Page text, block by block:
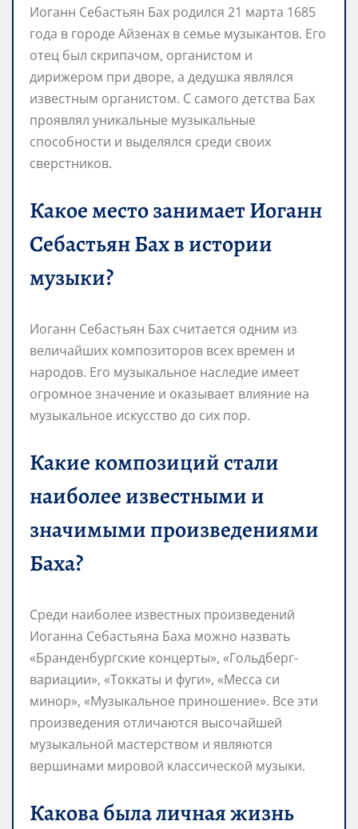
Иоганн Себастьян Бах родился 21 марта 1685
года в городе Айзенах в семье музыкантов. Его
отец был скрипачом, органистом и
дирижером при дворе, а дедушка являлся
известным органистом. С самого детства Бах
проявлял уникальные музыкальные
способности и выделялся среди своих
сверстников.
Какое место занимает Иоганн
Себастьян Бах в истории
музыки?
Иоганн Себастьян Бах считается одним из
величайших композиторов всех времен и
народов. Его музыкальное наследие имеет
огромное значение и оказывает влияние на
музыкальное искусство до сих пор.
Какие композиций стали
наиболее известными и
значимыми произведениями
Баха?
Среди наиболее известных произведений
Иоганна Себастьяна Баха можно назвать
«Бранденбургские концерты», «Гольдберг-
вариации», «Токкаты и фуги», «Месса си
минор», «Музыкальное приношение». Все эти
произведения отличаются высочайшей
музыкальной мастерством и являются
вершинами мировой классической музыки.
Какова была личная жизнь